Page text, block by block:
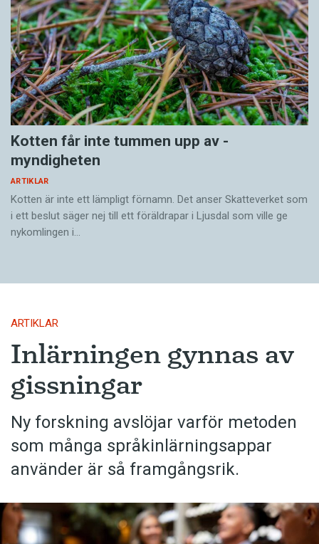
Kotten får inte tummen upp av ­
myndigheten
ARTIKLAR
Kotten är inte ett lämpligt förnamn. Det anser Skatte­verket som
i ett beslut säger nej till ett föräldra­par i Ljusdal som ville ge
nykomlingen i…
ARTIKLAR
Inlärningen gynnas av
gissningar
Ny forskning avslöjar varför metoden
som många språkinlärningsappar
använder är så framgångsrik.